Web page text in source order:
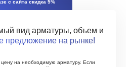
с сайта скидка 5%
вид арматуры, объем и
предложение на рынке!
на необходимую арматуру. Если